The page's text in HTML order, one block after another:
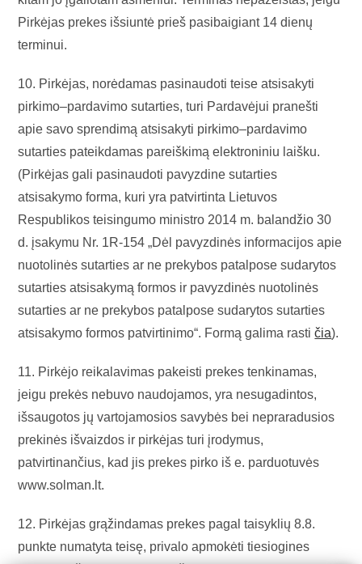
Pirkėjas prekes išsiuntė prieš pasibaigiant 14 dienų
terminui.
10. Pirkėjas, norėdamas pasinaudoti teise atsisakyti
pirkimo–pardavimo sutarties, turi Pardavėjui pranešti
apie savo sprendimą atsisakyti pirkimo–pardavimo
sutarties pateikdamas pareiškimą elektroniniu laišku.
(Pirkėjas gali pasinaudoti pavyzdine sutarties
atsisakymo forma, kuri yra patvirtinta Lietuvos
Respublikos teisingumo ministro 2014 m. balandžio 30
d. įsakymu Nr. 1R-154 „Dėl pavyzdinės informacijos apie
nuotolinės sutarties ar ne prekybos patalpose sudarytos
sutarties atsisakymą formos ir pavyzdinės nuotolinės
sutarties ar ne prekybos patalpose sudarytos sutarties
atsisakymo formos patvirtinimo“. Formą galima rastičia).
11. Pirkėjo reikalavimas pakeisti prekes tenkinamas,
jeigu prekės nebuvo naudojamos, yra nesugadintos,
išsaugotos jų vartojamosios savybės bei nepraradusios
prekinės išvaizdos ir pirkėjas turi įrodymus,
patvirtinančius, kad jis prekes pirko iš e. parduotuvės
www.solman.lt.
12. Pirkėjas grąžindamas prekes pagal taisyklių 8.8.
punkte numatyta teisę, privalo apmokėti tiesiogines